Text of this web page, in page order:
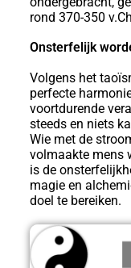
rond 370-350
Onsterfelijk
Volgens het
perfecte
voortdurende
steeds en niets
Wie met de
volmaakte mens
is de
magie en
doel te bereiken.